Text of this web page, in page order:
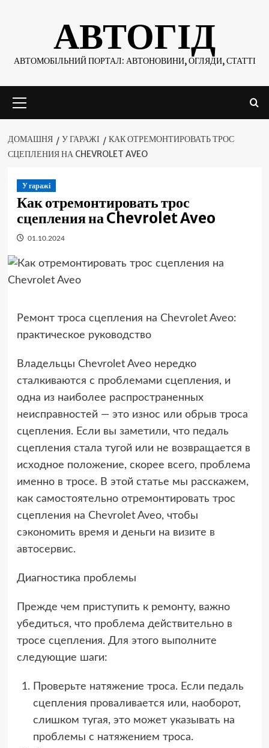
АВТОГІД
АВТОМОБІЛЬНИЙ ПОРТАЛ: АВТОНОВИНИ, ОГЛЯДИ, СТАТТІ
меню
ДОМАШНЯ У ГАРАЖІ
КАК ОТРЕМОНТИРОВАТЬ ТРОС
СЦЕПЛЕНИЯ НА CHEVROLET AVEO
У гаражі
Как отремонтировать трос
сцепления на Chevrolet Aveo
01.10.2024
Ремонт троса сцепления на Chevrolet Aveo:
практическое руководство
Владельцы Chevrolet Aveo нередко
сталкиваются с проблемами сцепления, и
одна из наиболее распространенных
неисправностей — это износ или обрыв троса
сцепления. Если вы заметили, что педаль
сцепления стала тугой или не возвращается в
исходное положение, скорее всего, проблема
именно в тросе. В этой статье мы расскажем,
как самостоятельно отремонтировать трос
сцепления на Chevrolet Aveo, чтобы
сэкономить время и деньги на визите в
автосервис.
Диагностика проблемы
Прежде чем приступить к ремонту, важно
убедиться, что проблема действительно в
тросе сцепления. Для этого выполните
следующие шаги:
Проверьте натяжение троса. Если педаль
сцепления проваливается или, наоборот,
слишком тугая, это может указывать на
проблемы с натяжением троса.